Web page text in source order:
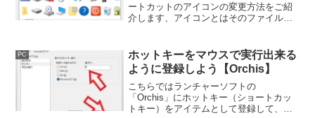
ートカットのアイコンの変更方法をご紹
介します、アイコンとはそのファイルや
ものに変更する事も可能です。
PC
ホットキーをマウスで実行出来る
ように登録しよう【Orchis】
こちらではランチャーソフトの
「Orchis」にホットキー（ショートカッ
トキー）をアイテムとして登録して、マ